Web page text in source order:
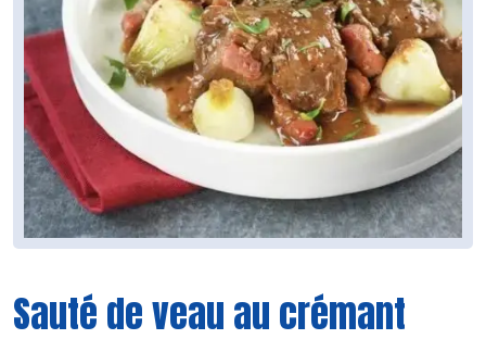
Sauté de veau au crémant